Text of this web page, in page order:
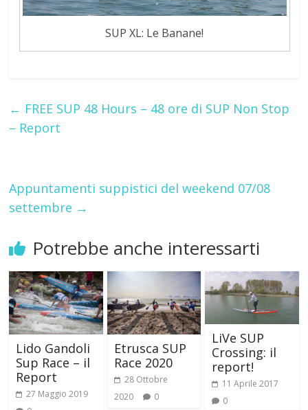
SUP XL: Le Banane!
← FREE SUP 48 Hours – 48 ore di SUP Non Stop
– Report
Appuntamenti suppistici del weekend 07/08
settembre →
Potrebbe anche interessarti
Lido Gandoli
Sup Race – il
Report
27 Maggio 2019
Etrusca SUP
Race 2020
28 Ottobre
2020
0
LiVe SUP
Crossing: il
report!
11 Aprile 2017
0